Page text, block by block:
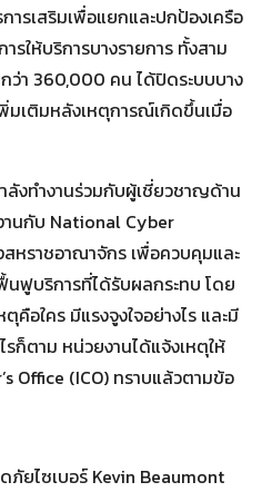
Search
ารเสริมเพื่อแยกและปกป้องเครือ
รให้บริการบางรายการ ทั้งสาม
ว่า 360,000 คน ได้ปิดระบบบาง
มเติมหลังเหตุการณ์เกิดขึ้นเมื่อ
ำลังทำงานร่วมกับผู้เชี่ยวชาญด้าน
านกับ National Cyber
หราชอาณาจักร เพื่อควบคุมและ
ฟูบริการที่ได้รับผลกระทบ โดย
คือใคร มีแรงจูงใจอย่างไร และมี
ก็ตาม หน่วยงานได้แจ้งเหตุให้
Office (ICO) ทราบแล้วตามข้อ
ยไซเบอร์ Kevin Beaumont